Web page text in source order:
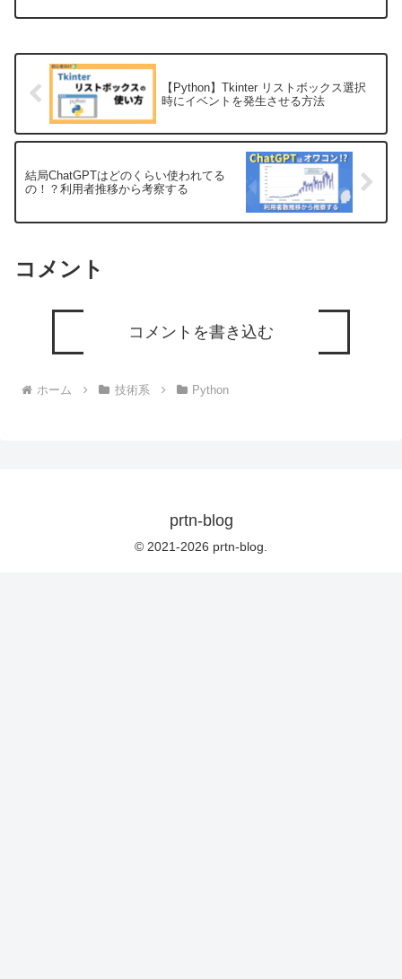
【Python】Tkinter リストボックス選択
時にイベントを発生させる方法
結局ChatGPTはどのくらい使われてる
の！？利用者推移から考察する
コメント
コメントを書き込む
ホーム 技術系 Python
prtn-blog
© 2021-2026 prtn-blog.